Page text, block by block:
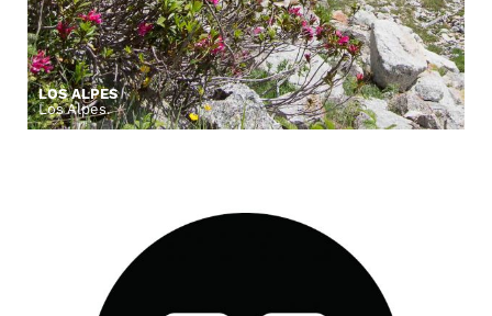
LOS ALPES
Los Alpes.